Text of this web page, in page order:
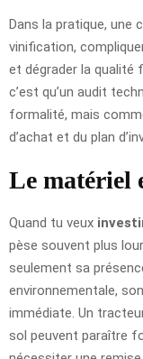
Dans la pratique, une
vinification,
et dégrader la qualité
c’est qu’un audit
formalité, mais
d’achat et du plan
Le matériel
Quand tu veux
pèse souvent plus
seulement sa
environnementale,
immédiate. Un
sol peuvent paraître